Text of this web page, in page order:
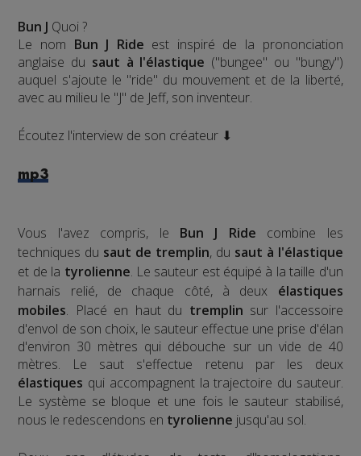
Bun J Quoi ?
Le nom Bun J Ride est inspiré de la prononciation
anglaise du saut à l'élastique ("bungee" ou "bungy")
auquel s'ajoute le "ride" du mouvement et de la liberté,
avec au milieu le "J" de Jeff, son inventeur.
Écoutez l'interview de son créateur ⬇
mp3
Vous l'avez compris, le Bun J Ride combine les
techniques du saut de tremplin, du saut à l'élastique
et de la tyrolienne. Le sauteur est équipé à la taille d'un
harnais relié, de chaque côté, à deux élastiques
mobiles. Placé en haut du tremplin sur l'accessoire
d'envol de son choix, le sauteur effectue une prise d'élan
d'environ 30 mètres qui débouche sur un vide de 40
mètres. Le saut s'effectue retenu par les deux
élastiques qui accompagnent la trajectoire du sauteur.
Le système se bloque et une fois le sauteur stabilisé,
nous le redescendons en tyrolienne jusqu'au sol.